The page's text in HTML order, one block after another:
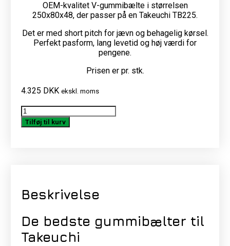
OEM-kvalitet V-gummibælte i størrelsen
250x80x48, der passer på en Takeuchi TB225.
Det er med short pitch for jævn og behagelig kørsel.
Perfekt pasform, lang levetid og høj værdi for
pengene.
Prisen er pr. stk.
4.325 DKK ekskl. moms
Gummibælte
til
Takeuchi
Tilføj til kurv
Beskrivelse
De bedste gummibælter til
Takeuchi